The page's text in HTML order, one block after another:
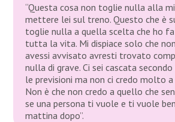
“Questa cosa non toglie nulla alla
mettere lei sul treno. Questo che è
toglie nulla a quella scelta che ho
tutta la vita. Mi dispiace solo che
avessi avvisato avresti trovato
nulla di grave. Ci sei cascata
le previsioni ma non ci credo molto
Non è che non credo a quello che
se una persona ti vuole e ti vuole
mattina dopo”.